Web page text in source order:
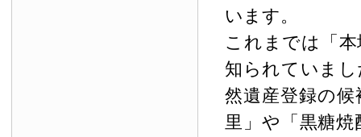
います。
これまでは「
知られていま
然遺産登録の
里」や「黒糖